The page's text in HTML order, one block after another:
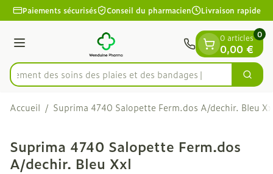
Aller au contenu
1 de 1
Paiements sécurisés Conseil du pharmacien Livraison rapide
Menu
Rechercherdes soins des plaies et des bandages
0 articles
0,00 €
0
Accueil / Suprima 4740 Salopette Ferm.dos A/dechir. Bleu
Suprima 4740 Salopette Ferm.dos
A/dechir. Bleu Xxl